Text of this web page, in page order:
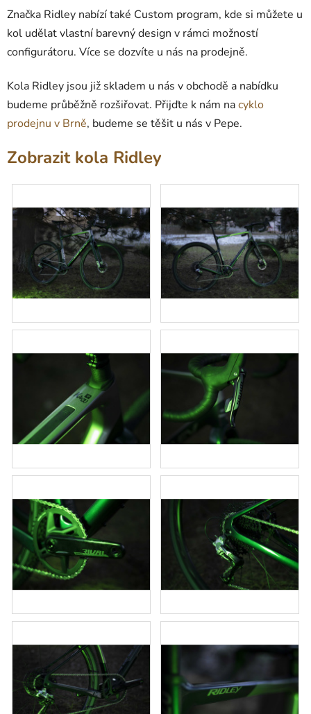
Značka Ridley nabízí také Custom program, kde si můžete u
kol udělat vlastní barevný design v rámci možností
configurátoru. Více se dozvíte u nás na prodejně.
Kola Ridley jsou již skladem u nás v obchodě a nabídku
budeme průběžně rozšiřovat. Přijďte k nám nacyklo
prodejnu v Brně, budeme se těšit u nás v Pepe.
Zobrazit kola Ridley